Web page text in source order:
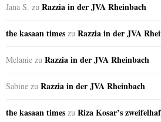
Jana S. zu Razzia in der JVA Rheinbach
the kasaan times zu Razzia in der JVA
Melanie zu Razzia in der JVA Rheinbach
Sabine zu Razzia in der JVA Rheinbach
the kasaan times zu Riza Kosar’s